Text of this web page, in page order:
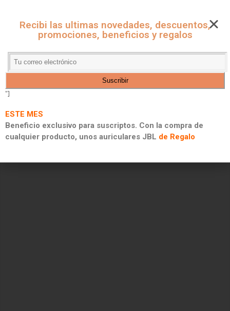
CUPONES DE DESCUENTO, PROMOCIONES Y 2X1
Recibi las ultimas novedades, descuentos,
promociones, beneficios y regalos
"]
ESTE MES
Beneficio exclusivo para suscriptos. Con la compra de
cualquier producto, unos auriculares JBL de Regalo